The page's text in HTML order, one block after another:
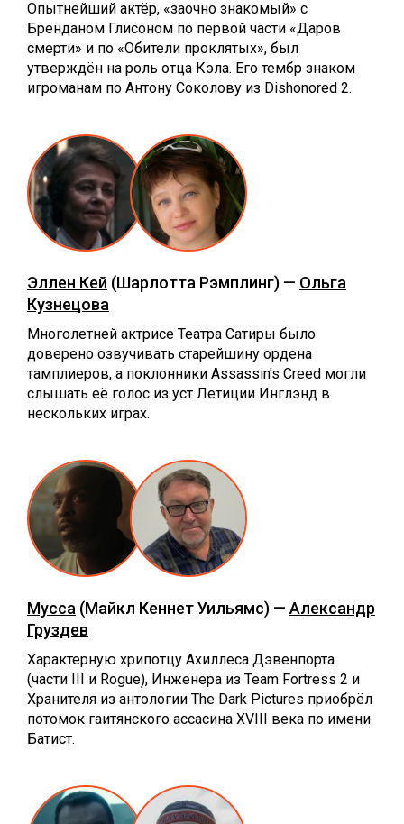
Опытнейший актёр, «заочно знакомый» с
Бренданом Глисоном по первой части «Даров
смерти» и по «Обители проклятых», был
утверждён на роль отца Кэла. Его тембр знаком
игроманам по Антону Соколову из Dishonored 2.
Эллен Кей (Шарлотта Рэмплинг) — Ольга
Кузнецова
Многолетней актрисе Театра Сатиры было
доверено озвучивать старейшину ордена
тамплиеров, а поклонники Assassin's Creed могли
слышать её голос из уст Летиции Инглэнд в
нескольких играх.
Мусса (Майкл Кеннет Уильямс) — Александр
Груздев
Характерную хрипотцу Ахиллеса Дэвенпорта
(части III и Rogue), Инженера из Team Fortress 2 и
Хранителя из антологии The Dark Pictures приобрёл
потомок гаитянского ассасина XVIII века по имени
Батист.